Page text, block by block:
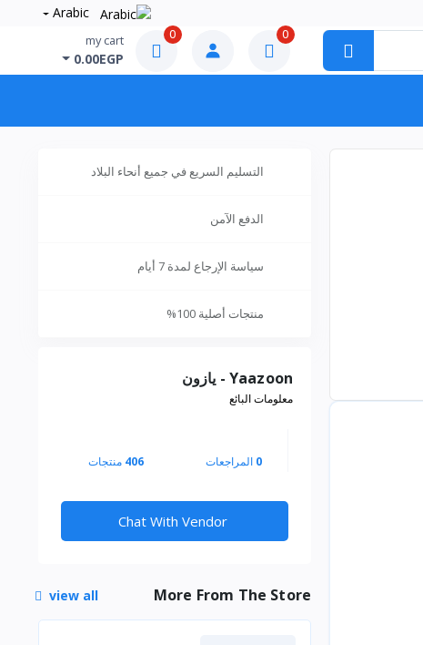
0
0
my cart
0.00EGP
التسليم السريع في جميع أنحاء البلاد
الدفع الآمن
سياسة الإرجاع لمدة 7 أيام
منتجات أصلية 100%
Yaazoon - يازون
معلومات البائع
0 المراجعات 406 منتجات
Chat With Vendor
More From The Store
view all